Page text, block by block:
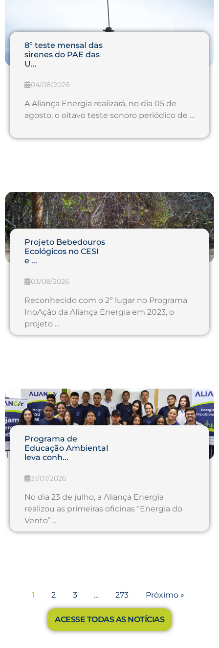
8º teste mensal das
sirenes do PAE das
U...
04/08/2026
A Aliança Energia realizará, no dia 05 de
agosto, o oitavo teste sonoro periódico de …
Projeto Bebedouros
Ecológicos no CESI
e ...
03/08/2026
Reconhecido com o 2º lugar no Programa
InoAção da Aliança Energia em 2023, o
projeto …
Programa de
Educação Ambiental
leva conh...
31/07/2026
No dia 23 de julho, a Aliança Energia
realizou as primeiras oficinas “Energia do
Vento” …
1 2 3 … 273 Próximo »
ACESSE TODAS AS NOTÍCIAS